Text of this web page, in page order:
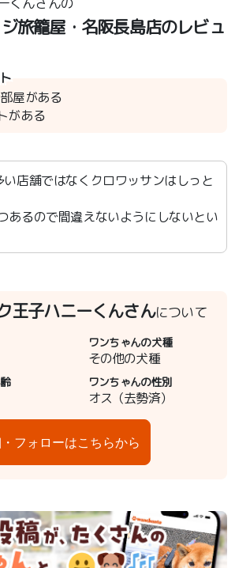
旅籠屋・名阪長島店のレビュ
屋がある
がある
店舗ではなくクロワッサンはしっと
あるので間違えないようにしないとい
王子ハニーくんさんについて
ワンちゃんの犬種
その他の犬種
ワンちゃんの性別
オス（去勢済）
フォローはこちらから